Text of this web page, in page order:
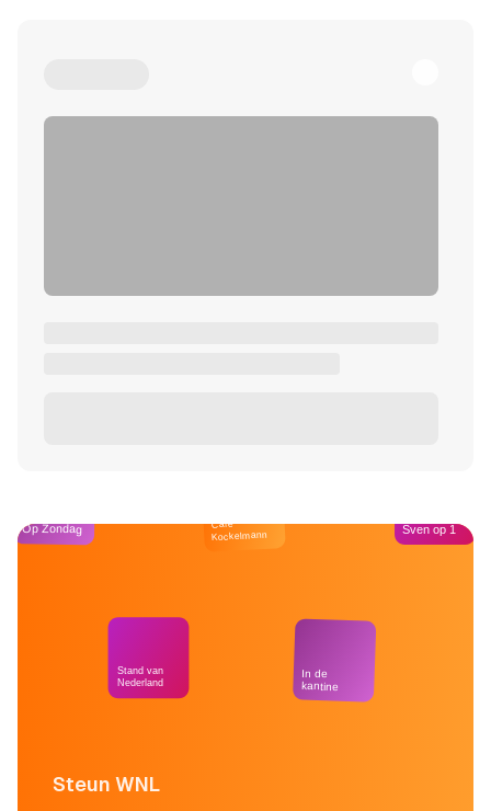
Steun WNL
Op Zondag
Stand van
Nederland
Café
Kockelmann
In de
kantine
Sven op 1